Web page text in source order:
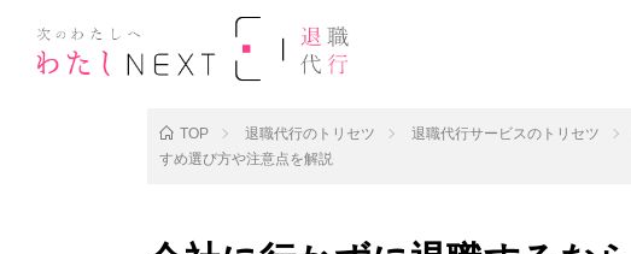
TOP 退職代行のトリセツ 退職代行サービスのトリセツ
すめ選び方や注意点を解説